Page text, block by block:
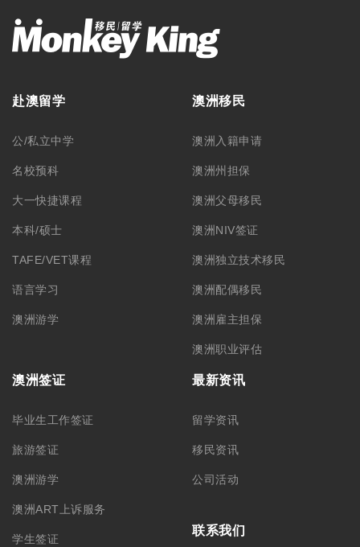
赴澳留学
公/私立中学
名校预科
大一快捷课程
本科/硕士
TAFE/VET课程
语言学习
澳洲游学
澳洲移民
澳洲入籍申请
澳洲州担保
澳洲父母移民
澳洲NIV签证
澳洲独立技术移民
澳洲配偶移民
澳洲雇主担保
澳洲职业评估
澳洲签证
毕业生工作签证
旅游签证
澳洲游学
澳洲ART上诉服务
学生签证
最新资讯
留学资讯
移民资讯
公司活动
联系我们